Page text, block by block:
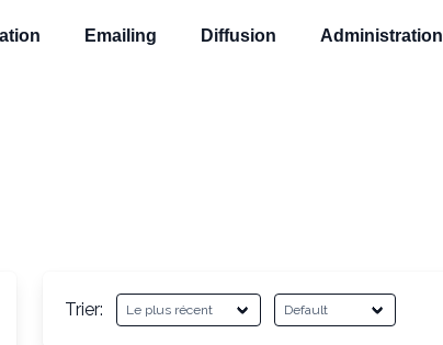
Emailing Diffusion Administration
Trier: